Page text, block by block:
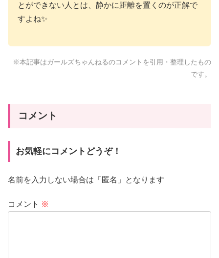
とができない人とは、静かに距離を置くのが正解で
すよね✨
※本記事はガールズちゃんねるのコメントを引用・整理したもの
です。
コメント
お気軽にコメントどうぞ！
名前を入力しない場合は「匿名」となります
コメント ※